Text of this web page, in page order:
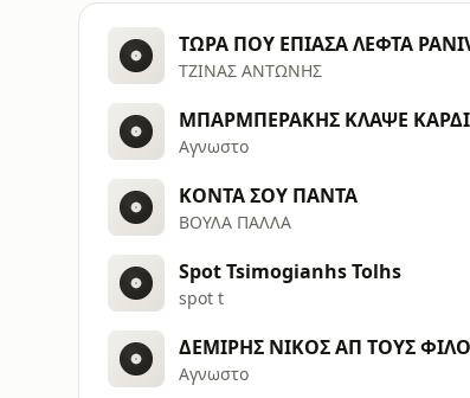
ΤΩΡΑ ΠΟΥ ΕΠΙΑΣΑ ΛΕΦΤΑ
ΤΖΙΝΑΣ ΑΝΤΩΝΗΣ
Αγνωστο
ΚΟΝΤΑ ΣΟΥ ΠΑΝΤΑ
ΒΟΥΛΑ ΠΑΛΛΑ
Spot Tsimogianhs Tolhs
spot t
ΔΕΜΙΡΗΣ ΝΙΚΟΣ ΑΠ ΤΟΥΣ
Αγνωστο